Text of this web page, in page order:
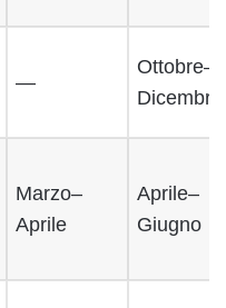
—
Ottobre–
Dicembre
Marzo–
Aprile
Aprile–
Giugno